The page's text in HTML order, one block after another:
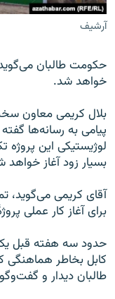
صفحه پشتو
Azadi English
به ما بپیوندید
همۀ سایت‌های رادیو
آرشیف
حکومت طالبان می‌گوید،
خواهد شد.
بلال کریمی معاون
پیامی به رسانه‌ها
لوژیستیکی این
بسیار زود آغاز خواهد
آقای کریمی می‌گوید،
برای آغاز کار عملی
حدود سه هفته قبل
کابل بخاطر هماهنگی
طالبان دیدار و